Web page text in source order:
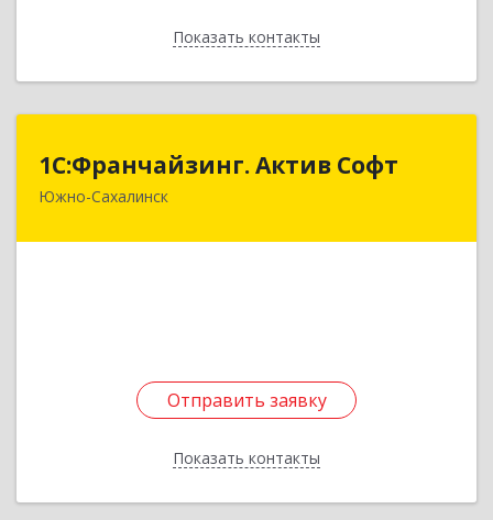
Показать контакты
Назад
1С:Франчайзинг. Актив Софт
Южно-Сахалинск
Отправить заявку
Показать контакты
1С:Франчайзинг. Актив Софт
693010, Сахалинская обл, Южно-Сахалинск г, им
Отправить заявку
Назад